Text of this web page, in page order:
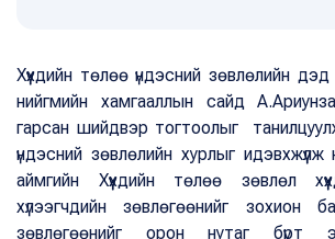
Хүүхдийн төлөө үндэсний зөвлөлийн дэд
нийгмийн хамгааллын сайд
гарсан шийдвэр тогтоолыг
үндэсний зөвлөлийн хурлыг идэвхжүүлж
аймгийн Хүүхдийн төлөө зөвлөл
хүлээгчдийн зөвлөгөөнийг зохион
зөвлөгөөнийг орон нутаг